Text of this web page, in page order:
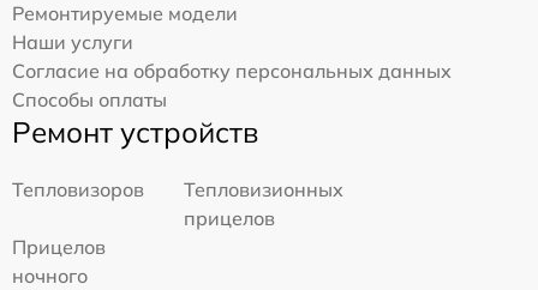
Ремонтируемые модели
Наши услуги
Согласие на обработку персональных данных
Способы оплаты
Ремонт устройств
Тепловизоров
Тепловизионных
прицелов
Прицелов
ночного